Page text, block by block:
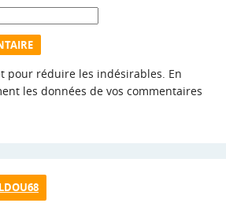
pour réduire les indésirables. En
les données de vos commentaires